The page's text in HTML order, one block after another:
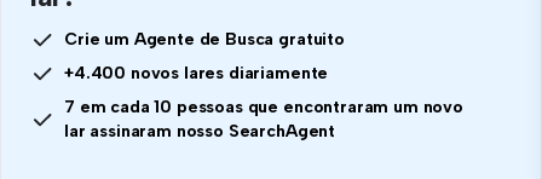
Crie um Agente de Busca gratuito
+4.400 novos lares diariamente
7 em cada 10 pessoas que encontraram um novo
lar assinaram nosso SearchAgent